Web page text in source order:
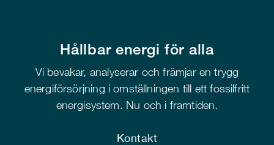
Hållbar energi för alla
Vi bevakar, analyserar och främjar en trygg
energiförsörjning i omställningen till ett fossilfritt
energisystem. Nu och i framtiden.
Kontakt